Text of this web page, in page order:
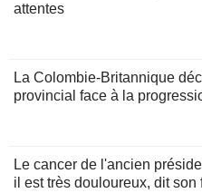
attentes
La Colombie-Britannique
provincial face à la
Le cancer de l'ancien
il est très douloureux, dit son